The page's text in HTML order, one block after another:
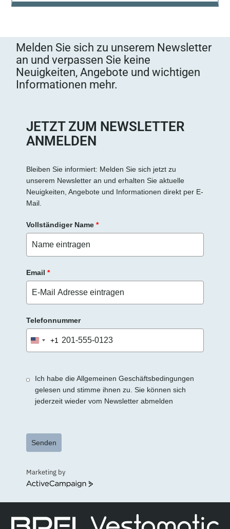
Melden Sie sich zu unserem Newsletter
an und verpassen Sie keine
Neuigkeiten, Angebote und wichtigen
Informationen mehr.
JETZT ZUM NEWSLETTER
ANMELDEN
Bleiben Sie informiert: Melden Sie sich jetzt zu
unserem Newsletter an und erhalten Sie aktuelle
Neuigkeiten, Angebote und Informationen direkt per E-
Mail.
Vollständiger Name *
Email *
Telefonnummer
United
States
+1
Ich habe die Allgemeinen Geschäftsbedingungen
gelesen und stimme ihnen zu. Sie können sich
jederzeit wieder vom Newsletter abmelden
Senden
Marketing by
ActiveCampaign